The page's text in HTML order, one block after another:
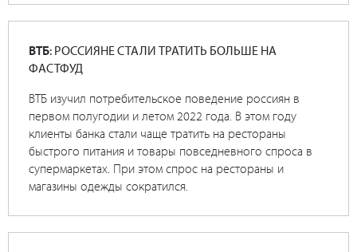
ВТБ: РОССИЯНЕ СТАЛИ ТРАТИТЬ БОЛЬШЕ НА
ФАСТФУД
ВТБ изучил потребительское поведение россиян в
первом полугодии и летом 2022 года. В этом году
клиенты банка стали чаще тратить на рестораны
быстрого питания и товары повседневного спроса в
супермаркетах. При этом спрос на рестораны и
магазины одежды сократился.